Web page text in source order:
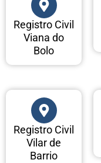
Registro Civil
Viana do
Bolo
Registro Civil
Vilar de
Barrio